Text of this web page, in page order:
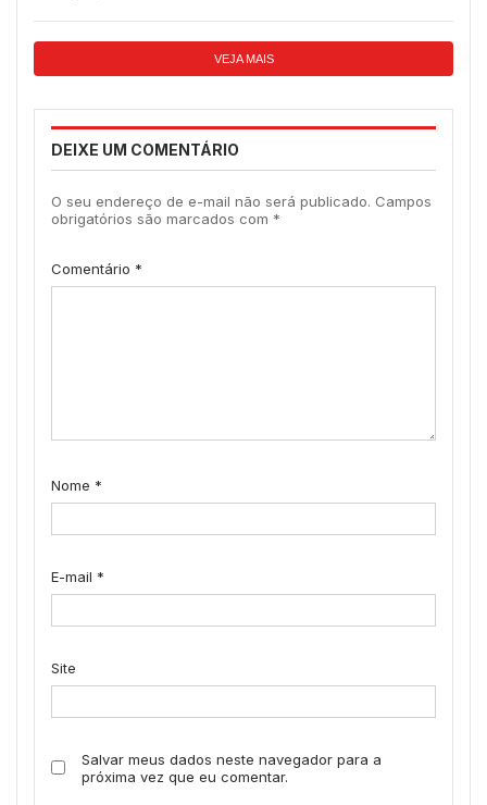
VEJA MAIS
DEIXE UM COMENTÁRIO
O seu endereço de e-mail não será publicado. Campos
obrigatórios são marcados com *
Comentário *
Nome *
E-mail *
Site
Salvar meus dados neste navegador para a
próxima vez que eu comentar.